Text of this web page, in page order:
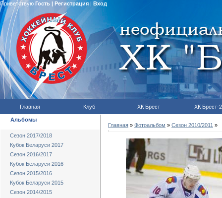
Приветствую Гость | Регистрация| Вход
Главная Клуб ХК Брест ХК Брест-2
Альбомы
Сезон 2017/2018
Кубок Беларуси 2017
Сезон 2016/2017
Кубок Беларуси 2016
Сезон 2015/2016
Кубок Беларуси 2015
Сезон 2014/2015
Главная » Фотоальбом » Сезон 2010/2011 »